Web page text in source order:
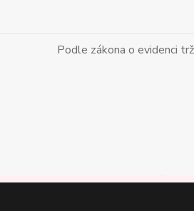
Podle zákona o evidenci